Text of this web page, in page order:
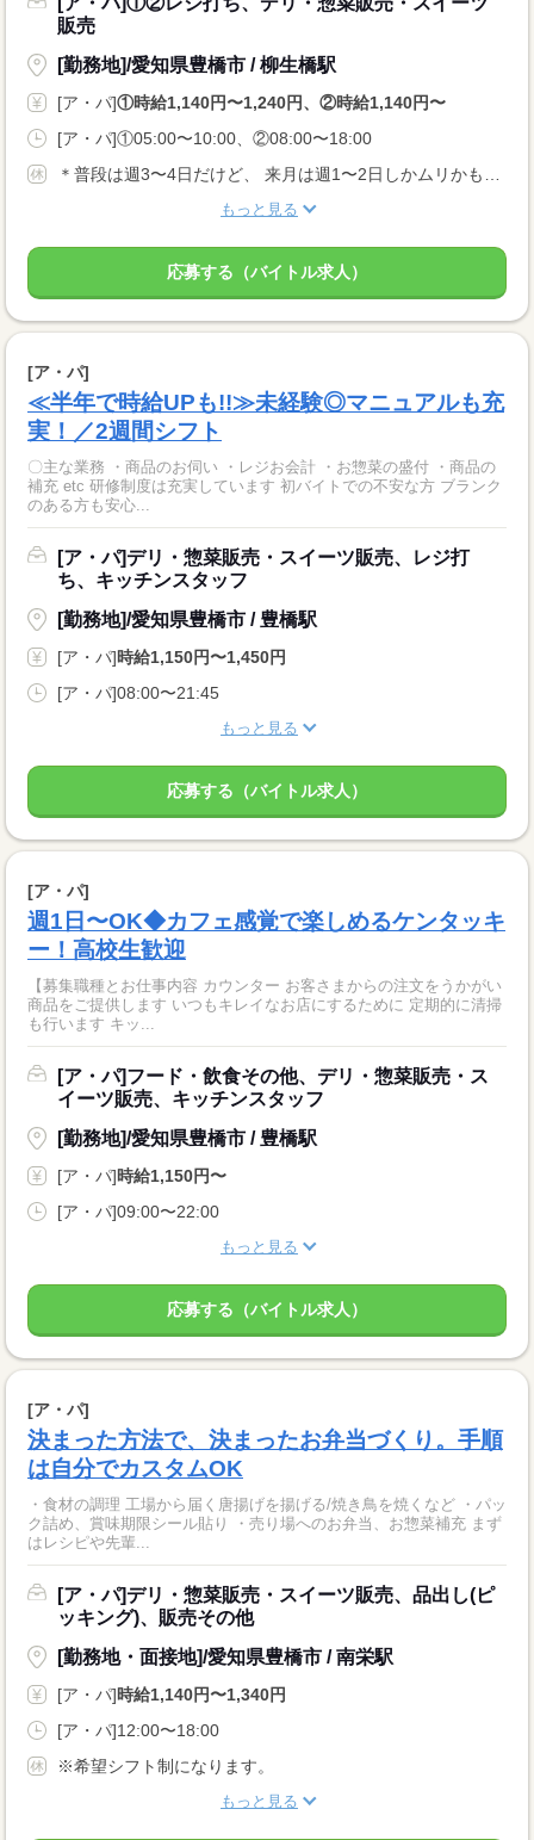
販売
[勤務地]/愛知県豊橋市 / 柳生橋駅
[ア・パ]①時給1,140円〜1,240円、②時給1,140円〜
[ア・パ]①05:00〜10:00、②08:00〜18:00
もっと見る
応募する（バイトル求人）
[ア・パ]
≪半年で時給UPも!!≫未経験◎マニュアルも充
実！／2週間シフト
〇主な業務 ・商品のお伺い ・レジお会計 ・お惣菜の盛付 ・商品の
補充 etc 研修制度は充実しています 初バイトでの不安な方 ブランク
のある方も安心...
[ア・パ]デリ・惣菜販売・スイーツ販売、レジ打
ち、キッチンスタッフ
[勤務地]/愛知県豊橋市 / 豊橋駅
[ア・パ]時給1,150円〜1,450円
[ア・パ]08:00〜21:45
もっと見る
応募する（バイトル求人）
[ア・パ]
週1日〜OK◆カフェ感覚で楽しめるケンタッキ
ー！高校生歓迎
【募集職種とお仕事内容 カウンター お客さまからの注文をうかがい
商品をご提供します いつもキレイなお店にするために 定期的に清掃
も行います キッ...
[ア・パ]フード・飲食その他、デリ・惣菜販売・ス
イーツ販売、キッチンスタッフ
[勤務地]/愛知県豊橋市 / 豊橋駅
[ア・パ]時給1,150円〜
[ア・パ]09:00〜22:00
もっと見る
応募する（バイトル求人）
[ア・パ]
決まった方法で、決まったお弁当づくり。手順
は自分でカスタムOK
・食材の調理 工場から届く唐揚げを揚げる/焼き鳥を焼くなど ・パッ
ク詰め、賞味期限シール貼り ・売り場へのお弁当、お惣菜補充 まず
はレシピや先輩...
[ア・パ]デリ・惣菜販売・スイーツ販売、品出し(ピ
ッキング)、販売その他
[勤務地・面接地]/愛知県豊橋市 / 南栄駅
[ア・パ]時給1,140円〜1,340円
[ア・パ]12:00〜18:00
※希望シフト制になります。
もっと見る